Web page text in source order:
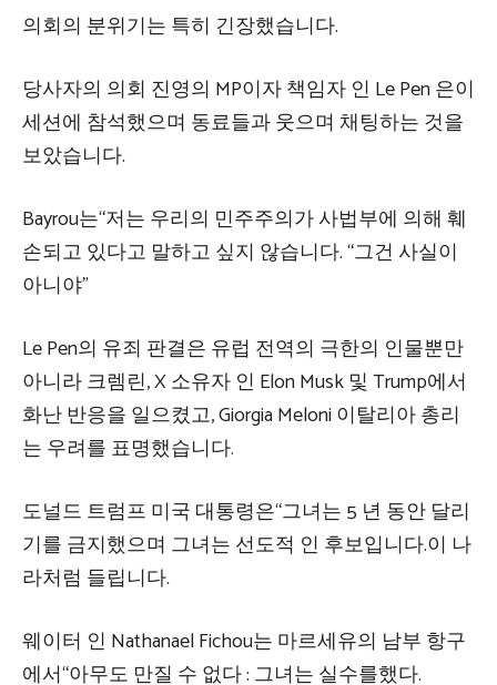
의회의 분위기는 특히 긴장했습니다.
당사자의 의회 진영의 MP이자 책임자 인 Le Pen 은이
세션에 참석했으며 동료들과 웃으며 채팅하는 것을
보았습니다.
Bayrou는“저는 우리의 민주주의가 사법부에 의해 훼
손되고 있다고 말하고 싶지 않습니다. “그건 사실이
아니야”
Le Pen의 유죄 판결은 유럽 전역의 극한의 인물뿐만
아니라 크렘린, X 소유자 인 Elon Musk 및 Trump에서
화난 반응을 일으켰고, Giorgia Meloni 이탈리아 총리
는 우려를 표명했습니다.
도널드 트럼프 미국 대통령은“그녀는 5 ​​년 동안 달리
기를 금지했으며 그녀는 선도적 인 후보입니다.이 나
라처럼 들립니다.
웨이터 인 Nathanael Fichou는 마르세유의 남부 항구
에서“아무도 만질 수 없다 : 그녀는 실수를했다.